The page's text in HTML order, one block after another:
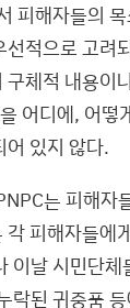
피해자들의
적으로 고려
구체적 내용이
어디에, 어떻
어 있지 않다.
는 피해자
피해자들에
이날 시민단체
락된 귀중품